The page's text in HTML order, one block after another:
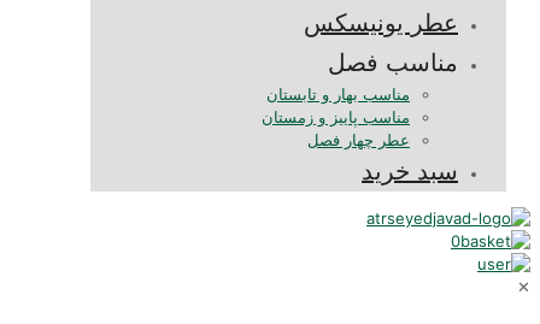
عطر یونیسکس
مناسب فصل
مناسب بهار و تابستان
مناسب پاییز و زمستان
عطر چهار فصل
سبد خرید
0